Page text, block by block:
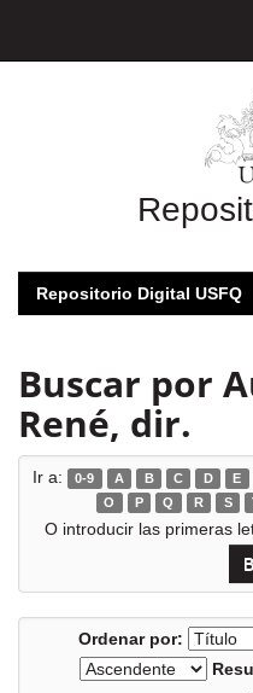
Repositorio Digital USFQ
Buscar por
René, dir.
Ir a: 0-9 A B C D E
O
P Q R S
O introducir las primeras
Ordenar por: